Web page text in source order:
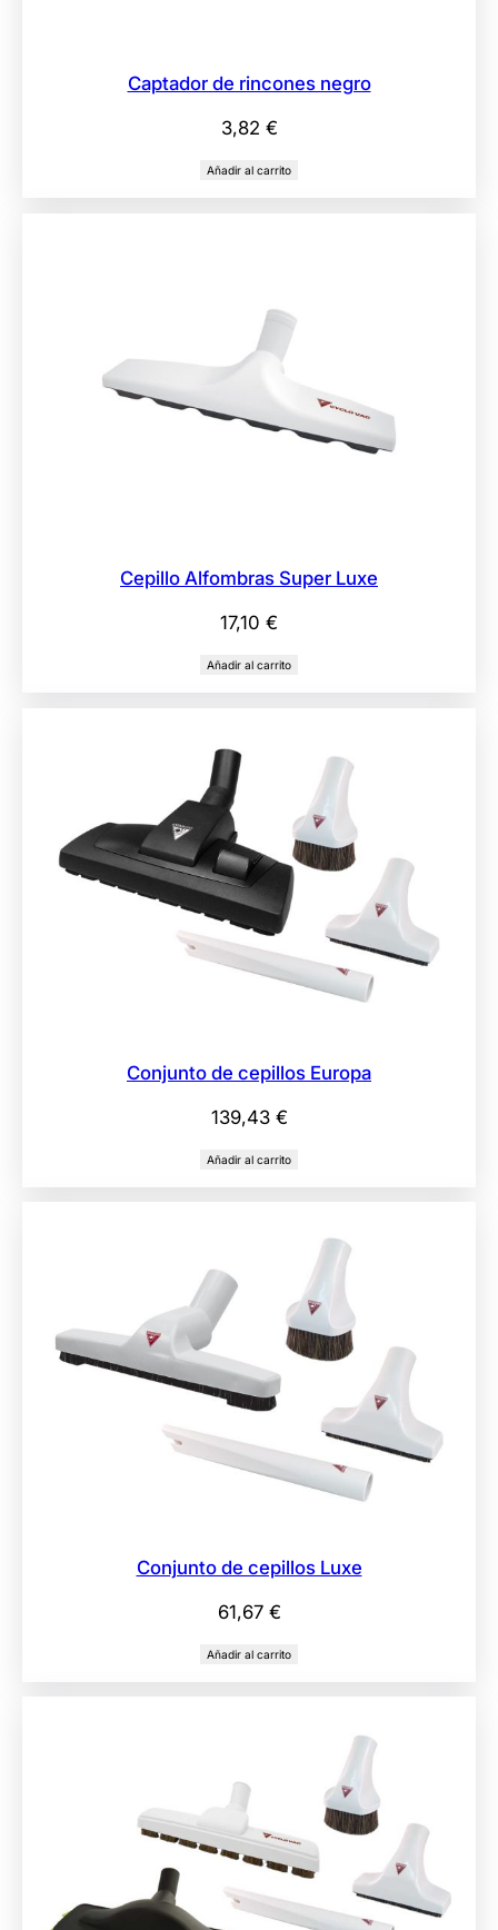
Captador de rincones negro
3,82 €
Añadir al carrito
Cepillo Alfombras Super Luxe
17,10 €
Añadir al carrito
Conjunto de cepillos Europa
139,43 €
Añadir al carrito
Conjunto de cepillos Luxe
61,67 €
Añadir al carrito